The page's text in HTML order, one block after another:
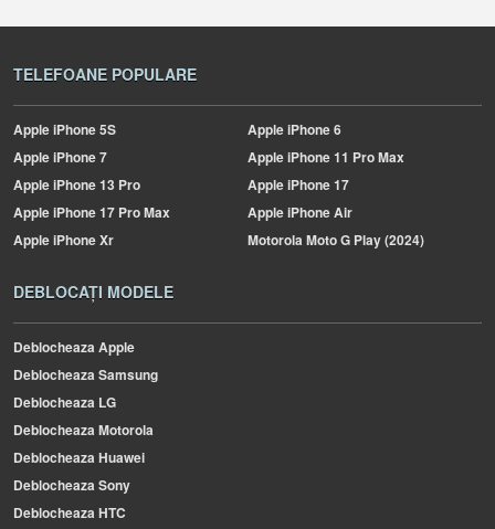
TELEFOANE POPULARE
AppleiPhone 5S AppleiPhone 6
AppleiPhone 7 AppleiPhone 11 Pro Max
AppleiPhone 13 Pro AppleiPhone 17
AppleiPhone 17 Pro Max AppleiPhone Air
AppleiPhone Xr MotorolaMoto G Play (2024)
DEBLOCAȚI MODELE
Deblocheaza Apple
Deblocheaza Samsung
Deblocheaza LG
Deblocheaza Motorola
Deblocheaza Huawei
Deblocheaza Sony
Deblocheaza HTC